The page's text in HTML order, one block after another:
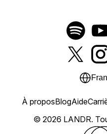
© 2026 LANDR.
À proposBlogAide